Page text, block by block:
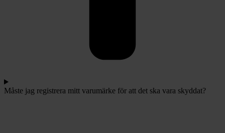
Måste jag registrera mitt varumärke för att det ska vara skyddat?